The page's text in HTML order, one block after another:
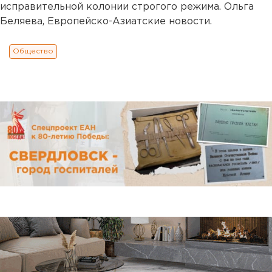
исправительной колонии строгого режима. Ольга
Беляева, Европейско-Азиатские новости.
Общество